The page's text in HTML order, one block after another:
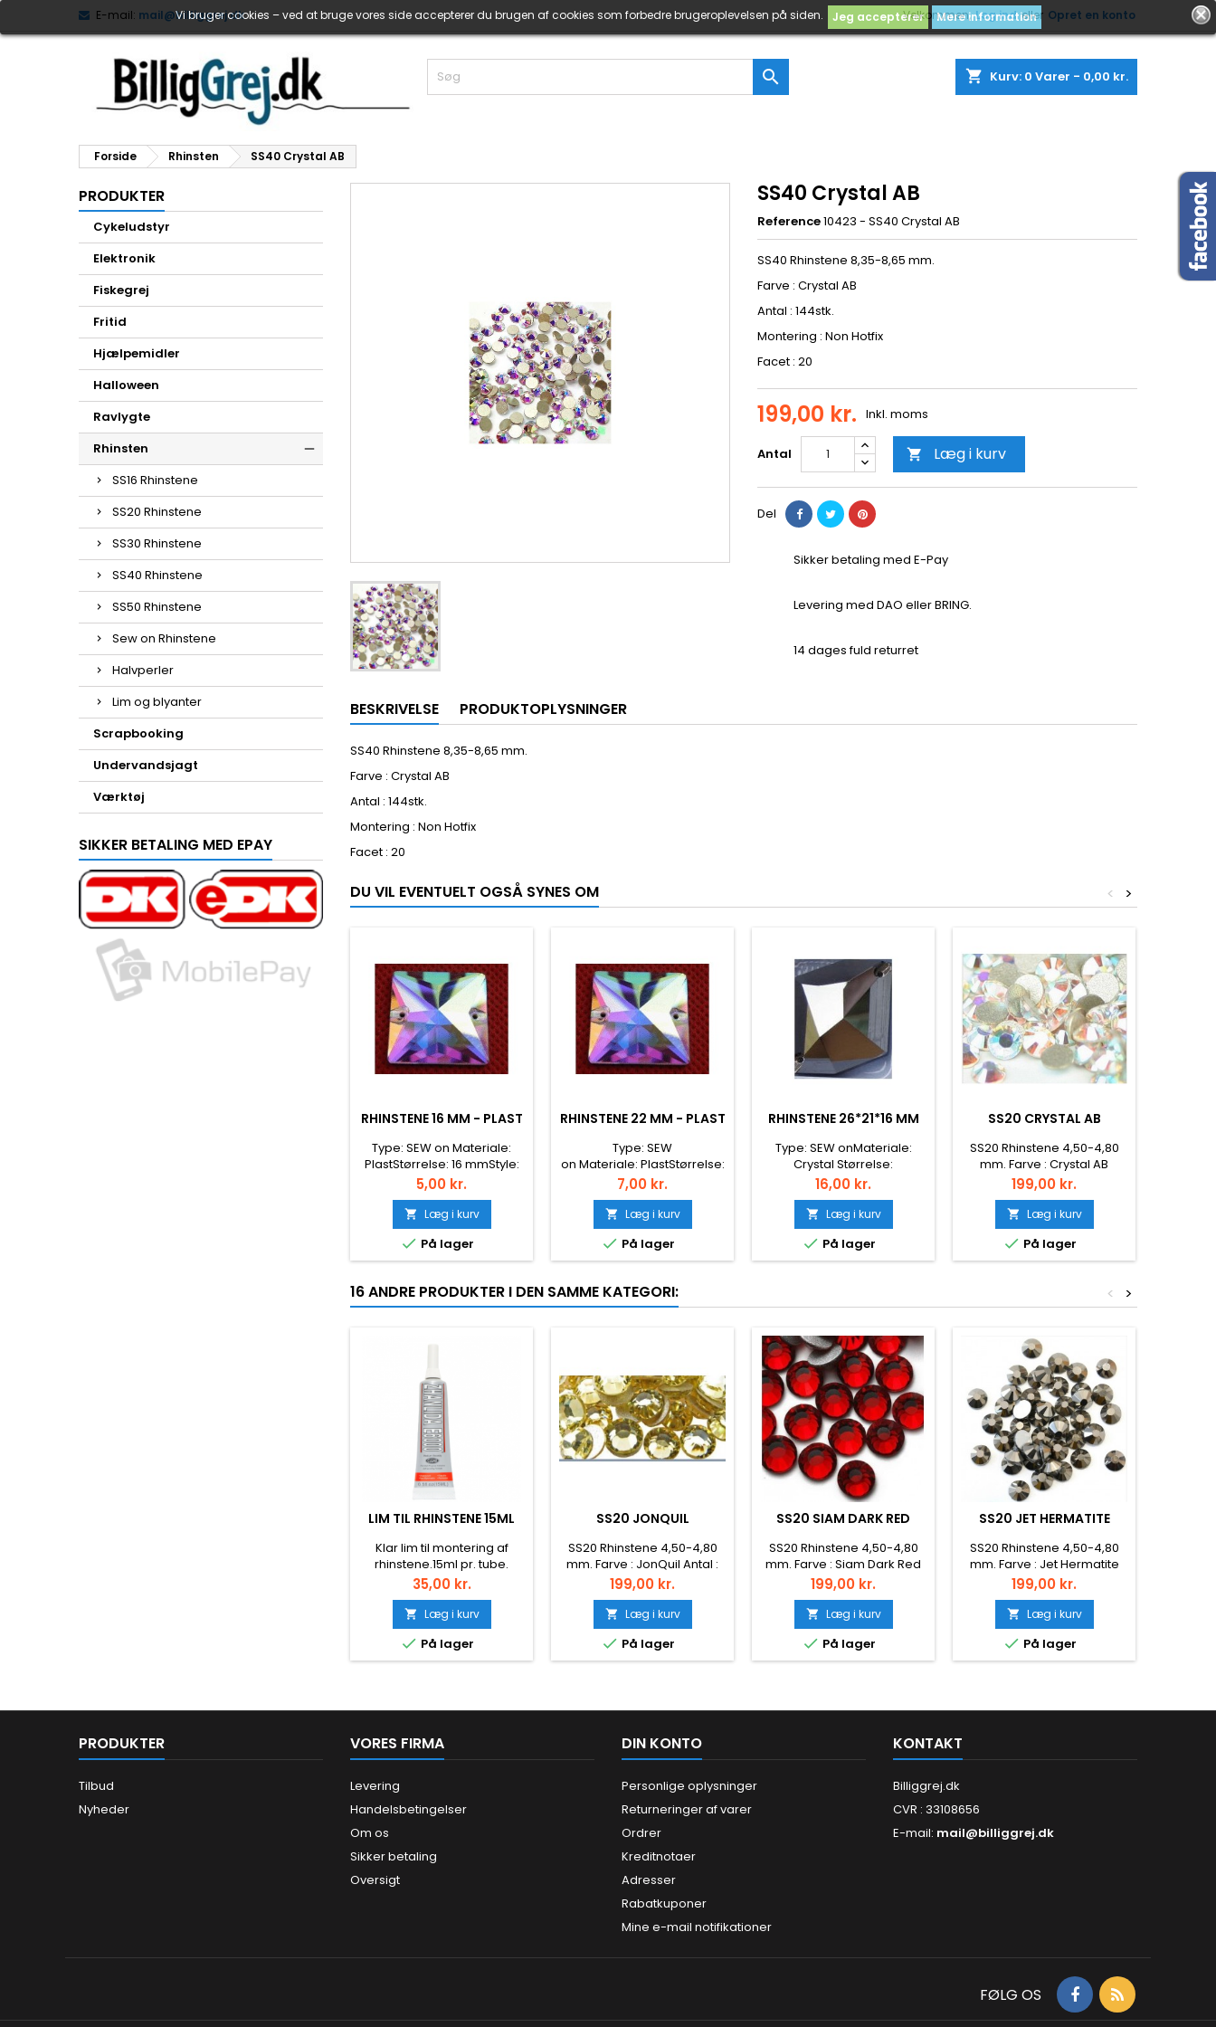
E-mail: mail@billiggrej.dk Velkommen, Log ind eller Opret en konto
shopping_cart Kurv: 0 Varer - 0,00 kr.

Vi bruger cookies – ved at bruge vores side accepterer du brugen af cookies som forbedre brugeroplevelsen på siden. Jeg accepterer Mere information
Forside Rhinsten SS40 Crystal AB
PRODUKTER
Cykeludstyr
Elektronik
Fiskegrej
Fritid
Hjælpemidler
Halloween
Ravlygte
Rhinsten
SS16 Rhinstene
SS20 Rhinstene
SS30 Rhinstene
SS40 Rhinstene
SS50 Rhinstene
Sew on Rhinstene
Halvperler
Lim og blyanter
Scrapbooking
Undervandsjagt
Værktøj
SIKKER BETALING MED EPAY
SS40 Crystal AB
Reference10423 - SS40 Crystal AB
SS40 Rhinstene 8,35-8,65 mm.
Farve : Crystal AB
Antal : 144stk.
Montering : Non Hotfix
Facet : 20
199,00 kr. Inkl. moms
Antal  Læg i kurv
Del
Sikker betaling med E-Pay
Levering med DAO eller BRING.
14 dages fuld returret
BESKRIVELSE PRODUKTOPLYSNINGER
SS40 Rhinstene 8,35-8,65 mm.
Farve : Crystal AB
Antal : 144stk.
Montering : Non Hotfix
Facet : 20
DU VIL EVENTUELT OGSÅ SYNES OM >
<
RHINSTENE 16 MM - PLAST
Type: SEW on Materiale:
PlastStørrelse: 16 mmStyle:
FlatbackFarve: krystal AB
Pris
5,00 kr.
 Læg i kurv
 På lager
RHINSTENE 22 MM - PLAST
Type: SEW
on Materiale: PlastStørrelse:
22 mmStyle: FlatbackFarve:
Crystal AB
Pris
7,00 kr.
 Læg i kurv
 På lager
RHINSTENE 26*21*16 MM
Type: SEW onMateriale:
Crystal Størrelse:
26*21,20*16mmStyle:
FlatbackFarve: Jet Hematite
Pris
16,00 kr.
 Læg i kurv
 På lager
SS20 CRYSTAL AB
SS20 Rhinstene 4,50-4,80
mm. Farve : Crystal AB
Coated Antal : 1440 stk.
Montering : Lim (Non hotfix)
Pris
199,00 kr.
 Læg i kurv
 På lager
16 ANDRE PRODUKTER I DEN SAMME KATEGORI: >
<
LIM TIL RHINSTENE 15ML
Klar lim til montering af
rhinstene.15ml pr. tube.
Spids tud monteret.
Pris
35,00 kr.
 Læg i kurv
 På lager
SS20 JONQUIL
SS20 Rhinstene 4,50-4,80
mm. Farve : JonQuil Antal :
1440 stk. Montering : Lim
(Non hotfix)
Pris
199,00 kr.
 Læg i kurv
 På lager
SS20 SIAM DARK RED
SS20 Rhinstene 4,50-4,80
mm. Farve : Siam Dark Red
Antal : ca. 1440 stk.
Montering : Lim (Non hotfix)
Pris
199,00 kr.
 Læg i kurv
 På lager
SS20 JET HERMATITE
SS20 Rhinstene 4,50-4,80
mm. Farve : Jet Hermatite
Antal : ca. 1440 stk.
Montering : Lim (Non hotfix)
Pris
199,00 kr.
 Læg i kurv
 På lager
PRODUKTER
Tilbud
Nyheder
VORES FIRMA
Levering
Handelsbetingelser
Om os
Sikker betaling
Oversigt
DIN KONTO
Personlige oplysninger
Returneringer af varer
Ordrer
Kreditnotaer
Adresser
Rabatkuponer
Mine e-mail notifikationer
KONTAKT
Billiggrej.dk
CVR : 33108656
E-mail: mail@billiggrej.dk
FØLG OS